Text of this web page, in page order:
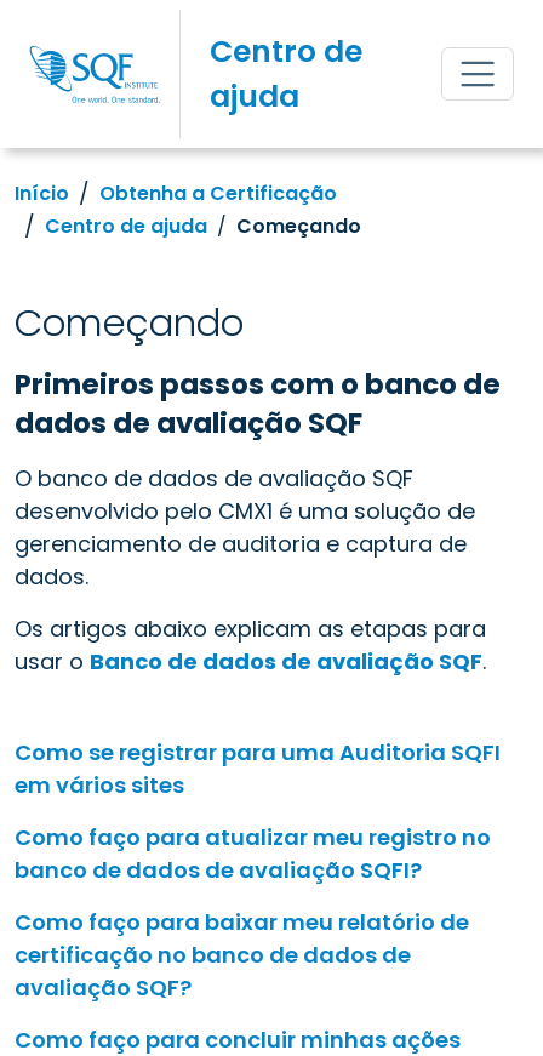
Centro de
ajuda
Início
Obtenha a Certificação
Centro de ajuda
Começando
Começando
Primeiros passos com o banco de
dados de avaliação SQF
O banco de dados de avaliação SQF
desenvolvido pelo CMX1 é uma solução de
gerenciamento de auditoria e captura de
dados.
Os artigos abaixo explicam as etapas para
usar o Banco de dados de avaliação SQF.
Como se registrar para uma Auditoria SQFI
em vários sites
Como faço para atualizar meu registro no
banco de dados de avaliação SQFI?
Como faço para baixar meu relatório de
certificação no banco de dados de
avaliação SQF?
Como faço para concluir minhas ações